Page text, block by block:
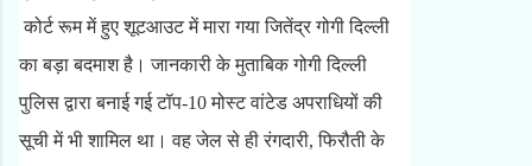
कोर्ट रूम में हुए शूटआउट में मारा गया जितेंद्र गोगी दिल्ली
का बड़ा बदमाश है। जानकारी के मुताबिक गोगी दिल्ली
पुलिस द्वारा बनाई गई टॉप-10 मोस्ट वांटेड अपराधियों की
सूची में भी शामिल था। वह जेल से ही रंगदारी, फिरौती के